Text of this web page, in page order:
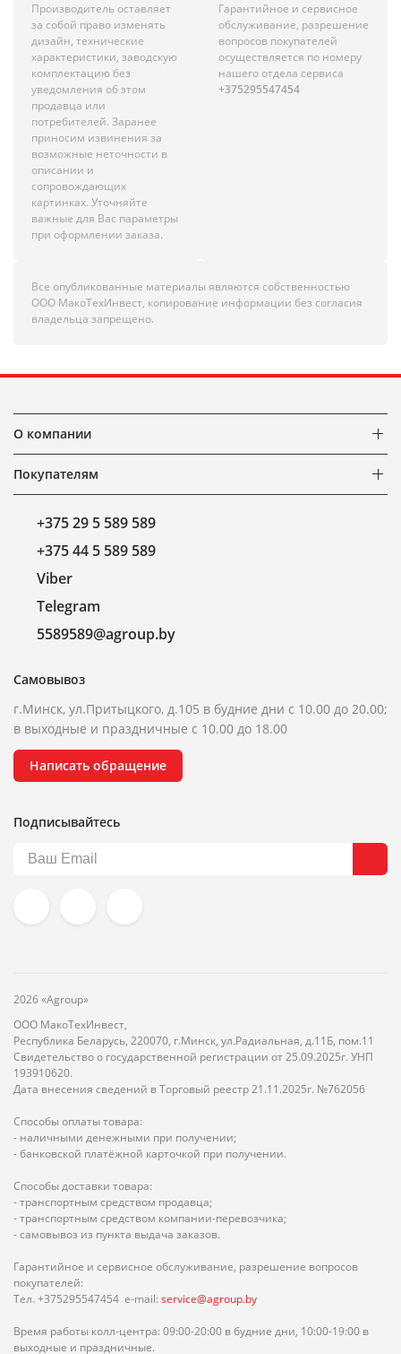
Производитель оставляет
за собой право изменять
дизайн, технические
характеристики, заводскую
комплектацию без
уведомления об этом
продавца или
потребителей. Заранее
приносим извинения за
возможные неточности в
описании и
сопровождающих
картинках. Уточняйте
важные для Вас параметры
при оформлении заказа.
Гарантийное и сервисное
обслуживание, разрешение
вопросов покупателей
осуществляется по номеру
нашего отдела сервиса
+375295547454
Все опубликованные материалы являются собственностью
ООО МакоТехИнвест, копирование информации без согласия
владельца запрещено.
О компании
Покупателям
+375 29 5 589 589
+375 44 5 589 589
Viber
Telegram
5589589@agroup.by
Самовывоз
г.Минск, ул.Притыцкого, д.105 в будние дни с 10.00 до 20.00;
в выходные и праздничные с 10.00 до 18.00
Написать обращение
Подписывайтесь
2026 «Agroup»
ООО МакоТехИнвест,
Республика Беларусь, 220070, г.Минск, ул.Радиальная, д.11Б, пом.11
Свидетельство о государственной регистрации от 25.09.2025г. УНП
193910620.
Дата внесения сведений в Торговый реестр 21.11.2025г. №762056
Способы оплаты товара:
- наличными денежными при получении;
- банковской платёжной карточкой при получении.
Способы доставки товара:
- транспортным средством продавца;
- транспортным средством компании-перевозчика;
- самовывоз из пункта выдача заказов.
Гарантийное и сервисное обслуживание, разрешение вопросов
покупателей:
Тел. +375295547454 e-mail: service@agroup.by
Время работы колл-центра: 09:00-20:00 в будние дни, 10:00-19:00 в
выходные и праздничные.